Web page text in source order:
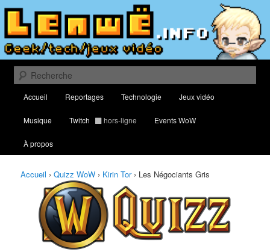
Aller
contenu
principal
Aller
contenu
secondaireLenwë – Culture geek, tech et jeux
vidéo
Classement des meilleurs joueurs au Quizz World of Warcraft
Recherche
principal
Accueil Reportages Technologie Jeux vidéo
Musique Twitch hors-ligne Events WoW
À propos
Accueil › Quizz WoW › Kirin Tor › Les Négociants Gris